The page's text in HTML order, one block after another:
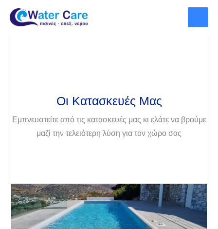
στο
περιεχόμενο
Οι Κατασκευές Μας
Εμπνευστείτε από τις κατασκευές μας κι ελάτε να βρούμε
μαζί την τελειότερη λύση για τον χώρο σας